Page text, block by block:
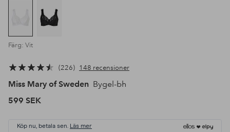
Färg: Vit
226 148 recensioner
Miss Mary of Sweden Bygel-bh
599 SEK
Köp nu, betala sen. Läs mer